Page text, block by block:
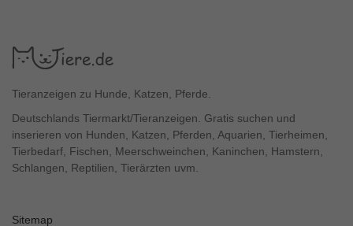
Tieranzeigen zu Hunde, Katzen, Pferde.
Deutschlands Tiermarkt/Tieranzeigen. Gratis suchen und
inserieren von Hunden, Katzen, Pferden, Aquarien, Tierheimen,
Tierbedarf, Fischen, Meerschweinchen, Kaninchen, Hamstern,
Schlangen, Reptilien, Tierärzten uvm.
Sitemap